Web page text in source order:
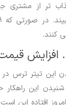
تر از مشتری
کنند.
. افزایش
این تیتر ترس در
شنیدن این